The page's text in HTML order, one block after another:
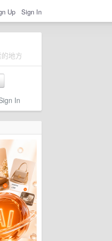
Up Sign In
地方
In